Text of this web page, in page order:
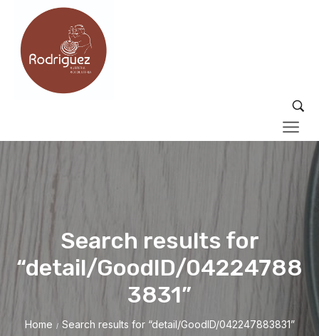
Search results for
“detail/GoodID/04224788
3831”
Home / Search results for “detail/GoodID/042247883831”